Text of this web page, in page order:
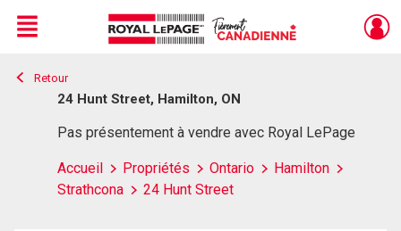
Live
En Direct
Menu
Retour
24 Hunt Street, Hamilton, ON
Pas présentement à vendre avec Royal LePage
Accueil Propriétés Ontario
Hamilton
Strathcona
24 Hunt Street